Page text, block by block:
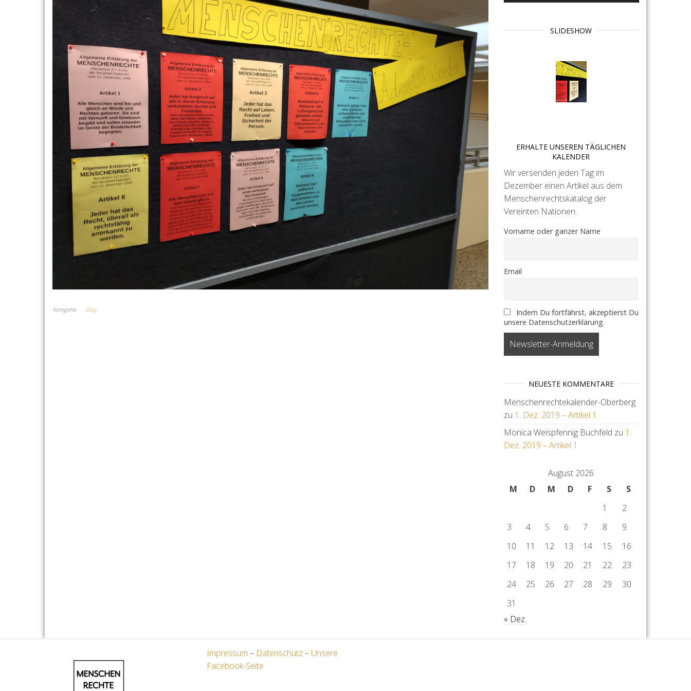
Kategorie Blog
SLIDESHOW
ERHALTE UNSEREN TÄGLICHEN
KALENDER
Wir versenden jeden Tag im
Dezember einen Artikel aus dem
Menschenrechtskatalog der
Vereinten Nationen.
Vorname oder ganzer Name
Email
Indem Du fortfährst, akzeptierst Du
unsere Datenschutzerklärung.
NEUESTE KOMMENTARE
Menschenrechtekalender-Oberberg
zu 1. Dez. 2019 – Artikel 1
Monica Weispfennig Buchfeld zu 1.
Dez. 2019 – Artikel 1
August 2026
M
D M D F S
S
1
2
3
4 5 6 7 8
9
10
11 12 13 14 15
16
17
18 19 20 21 22
23
24
25 26 27 28 29
30
31
« Dez.
Impressum – Datenschutz – Unsere
Facebook-Seite